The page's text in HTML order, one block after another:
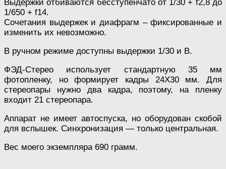
Выдержки отбиваются бесступенчато от 1/30 + f2,8 до
1/650 + f14.
Сочетания выдержек и диафрагм – фиксированные и
изменить их невозможно.
В ручном режиме доступны выдержки 1/30 и В.
ФЭД-Стерео использует стандартную 35 мм
фотопленку, но формирует кадры 24Х30 мм. Для
стереопары нужно два кадра, поэтому, на пленку
входит 21 стереопара.
Аппарат не имеет автоспуска, но оборудован скобой
для вспышек. Синхронизация — только центральная.
Вес моего экземпляра 690 грамм.